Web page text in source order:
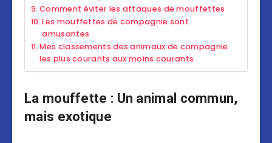
Comment éviter les attaques de mouffettes
Les mouffettes de compagnie sont
amusantes
Mes classements des animaux de compagnie
les plus courants aux moins courants
La mouffette : Un animal commun,
mais exotique